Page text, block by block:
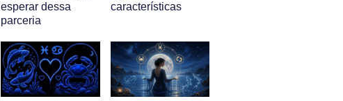
esperar dessa
parceria
características